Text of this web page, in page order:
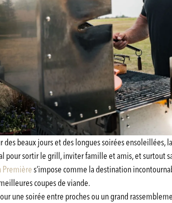
des beaux jours et des longues soirées ensoleillées,
pour sortir le grill, inviter famille et amis, et surtout
s’impose comme la destination
coupes de viande.
une soirée entre proches ou un grand